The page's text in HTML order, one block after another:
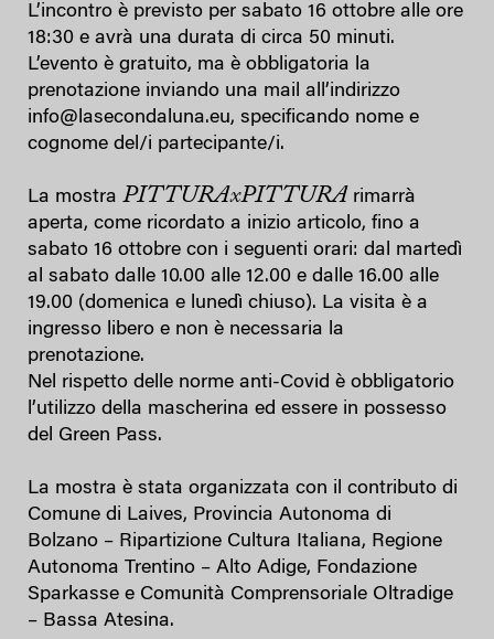
L’incontro è previsto per sabato 16 ottobre alle ore
18:30 e avrà una durata di circa 50 minuti.
L’evento è gratuito, ma è obbligatoria la
prenotazione inviando una mail all’indirizzo
info@lasecondaluna.eu, specificando nome e
cognome del/i partecipante/i.
La mostra PITTURAxPITTURA rimarrà
aperta, come ricordato a inizio articolo, fino a
sabato 16 ottobre con i seguenti orari: dal martedì
al sabato dalle 10.00 alle 12.00 e dalle 16.00 alle
19.00 (domenica e lunedì chiuso). La visita è a
ingresso libero e non è necessaria la
prenotazione.
Nel rispetto delle norme anti-Covid è obbligatorio
l’utilizzo della mascherina ed essere in possesso
del Green Pass.
La mostra è stata organizzata con il contributo di
Comune di Laives, Provincia Autonoma di
Bolzano – Ripartizione Cultura Italiana, Regione
Autonoma Trentino – Alto Adige, Fondazione
Sparkasse e Comunità Comprensoriale Oltradige
– Bassa Atesina.